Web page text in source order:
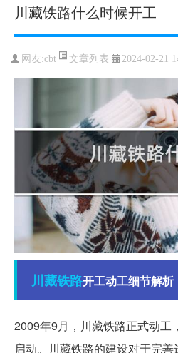
川藏铁路什么时候开工
网友:cbt 文章列表 2024-02-21
川藏铁路开工动工细节解析
2009年9月，川藏铁路正式动工
启动。川藏铁路的建设对于完